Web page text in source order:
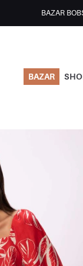
BAZAR
BAZAR